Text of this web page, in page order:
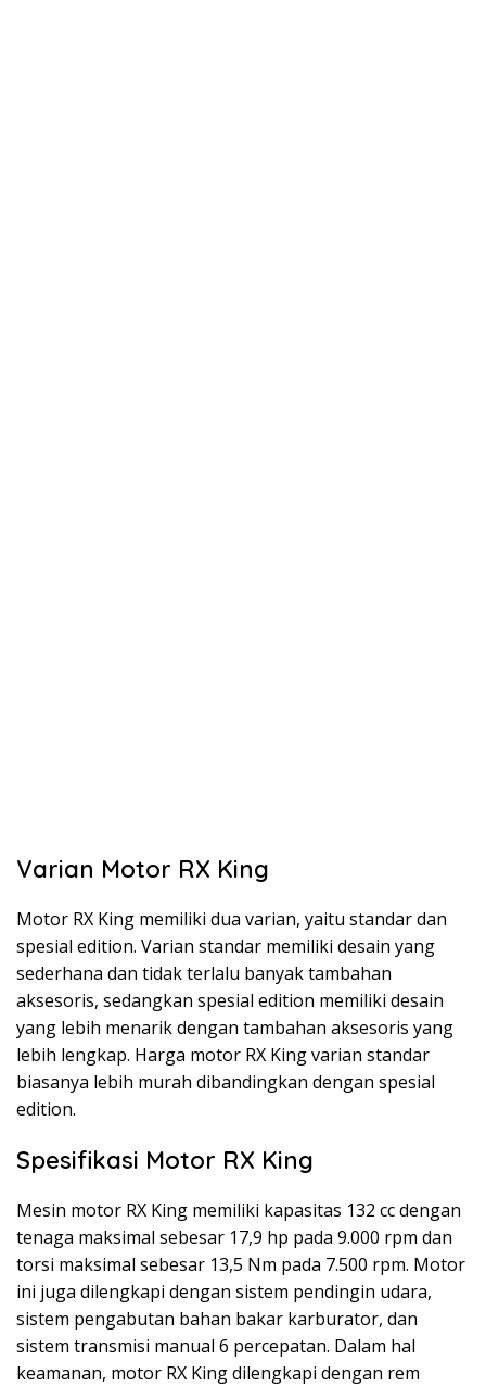
Varian Motor RX King
Motor RX King memiliki dua varian, yaitu standar dan
spesial edition. Varian standar memiliki desain yang
sederhana dan tidak terlalu banyak tambahan
aksesoris, sedangkan spesial edition memiliki desain
yang lebih menarik dengan tambahan aksesoris yang
lebih lengkap. Harga motor RX King varian standar
biasanya lebih murah dibandingkan dengan spesial
edition.
Spesifikasi Motor RX King
Mesin motor RX King memiliki kapasitas 132 cc dengan
tenaga maksimal sebesar 17,9 hp pada 9.000 rpm dan
torsi maksimal sebesar 13,5 Nm pada 7.500 rpm. Motor
ini juga dilengkapi dengan sistem pendingin udara,
sistem pengabutan bahan bakar karburator, dan
sistem transmisi manual 6 percepatan. Dalam hal
keamanan, motor RX King dilengkapi dengan rem